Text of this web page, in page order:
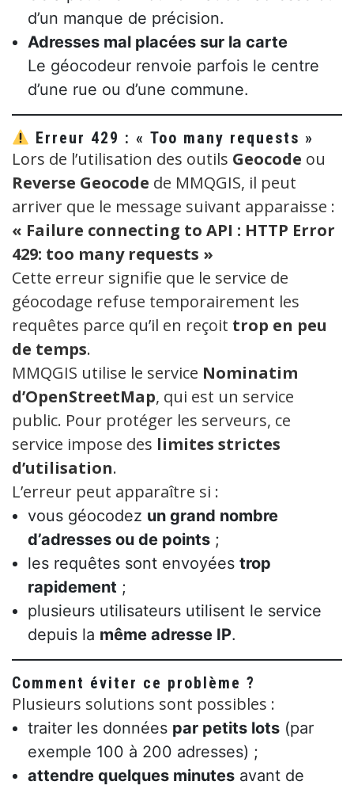
d’un manque de précision.
Adresses mal placées sur la carte
Le géocodeur renvoie parfois le centre
d’une rue ou d’une commune.
Erreur 429 : « Too many requests »
Lors de l’utilisation des outils Geocode ou
Reverse Geocode de MMQGIS, il peut
arriver que le message suivant apparaisse :
« Failure connecting to API : HTTP Error
429: too many requests »
Cette erreur signifie que le service de
géocodage refuse temporairement les
requêtes parce qu’il en reçoit trop en peu
de temps.
MMQGIS utilise le service Nominatim
d’OpenStreetMap, qui est un service
public. Pour protéger les serveurs, ce
service impose des limites strictes
d’utilisation.
L’erreur peut apparaître si :
vous géocodez un grand nombre
d’adresses ou de points ;
les requêtes sont envoyées trop
rapidement ;
plusieurs utilisateurs utilisent le service
depuis la même adresse IP.
Comment éviter ce problème ?
Plusieurs solutions sont possibles :
traiter les données par petits lots (par
exemple 100 à 200 adresses) ;
attendre quelques minutes avant de